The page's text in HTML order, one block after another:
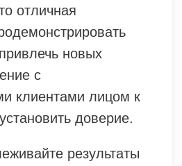
отличная
новых
с
клиентами лицом к
доверие.
результаты